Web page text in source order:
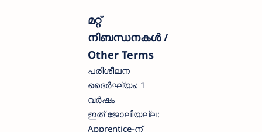
മറ്റ്
നിബന്ധനകൾ /
Other Terms
പരിശീലന
ദൈർഘ്യം: 1
വർഷം
ഇത് ജോലിയല്ല:
Apprentice-ന്